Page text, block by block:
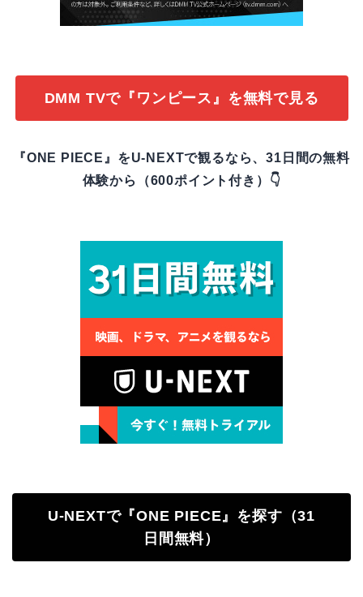
DMM TVで『ワンピース』を無料で見る
『ONE PIECE』をU-NEXTで観るなら、31日間の無料
体験から（600ポイント付き）👇
U-NEXTで『ONE PIECE』を探す（31
日間無料）